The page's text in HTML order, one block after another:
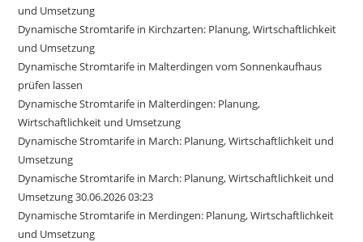
und Umsetzung
Dynamische Stromtarife in Kirchzarten: Planung, Wirtschaftlichkeit
und Umsetzung
Dynamische Stromtarife in Malterdingen vom Sonnenkaufhaus
prüfen lassen
Dynamische Stromtarife in Malterdingen: Planung,
Wirtschaftlichkeit und Umsetzung
Dynamische Stromtarife in March: Planung, Wirtschaftlichkeit und
Umsetzung
Dynamische Stromtarife in March: Planung, Wirtschaftlichkeit und
Umsetzung 30.06.2026 03:23
Dynamische Stromtarife in Merdingen: Planung, Wirtschaftlichkeit
und Umsetzung